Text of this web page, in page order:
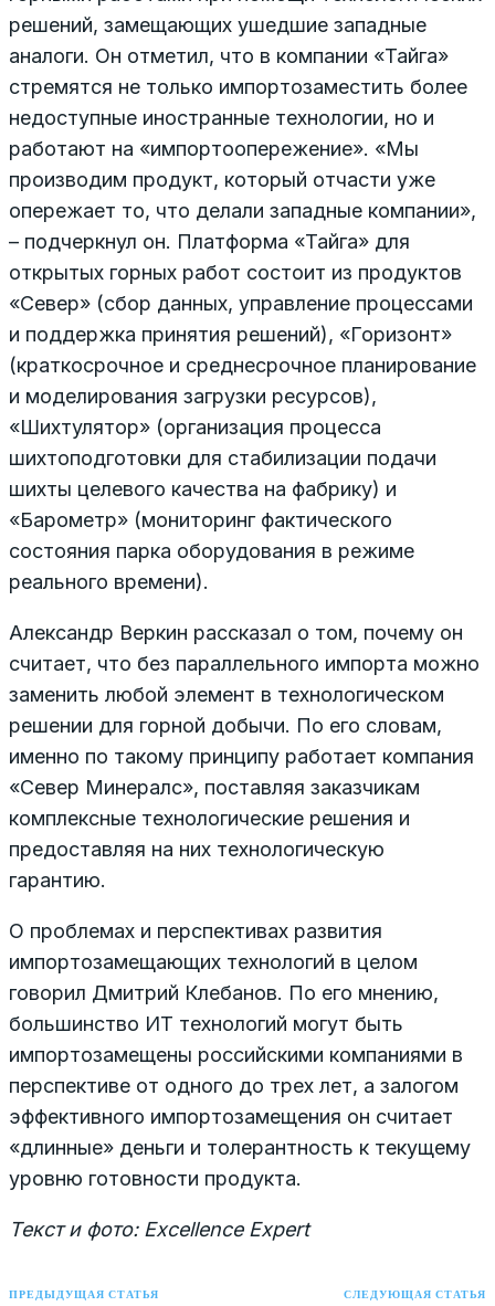
решений, замещающих ушедшие западные
аналоги. Он отметил, что в компании «Тайга»
стремятся не только импортозаместить более
недоступные иностранные технологии, но и
работают на «импортоопережение». «Мы
производим продукт, который отчасти уже
опережает то, что делали западные компании»,
– подчеркнул он. Платформа «Тайга» для
открытых горных работ состоит из продуктов
«Север» (сбор данных, управление процессами
и поддержка принятия решений), «Горизонт»
(краткосрочное и среднесрочное планирование
и моделирования загрузки ресурсов),
«Шихтулятор» (организация процесса
шихтоподготовки для стабилизации подачи
шихты целевого качества на фабрику) и
«Барометр» (мониторинг фактического
состояния парка оборудования в режиме
реального времени).
Александр Веркин рассказал о том, почему он
считает, что без параллельного импорта можно
заменить любой элемент в технологическом
решении для горной добычи. По его словам,
именно по такому принципу работает компания
«Север Минералс», поставляя заказчикам
комплексные технологические решения и
предоставляя на них технологическую
гарантию.
О проблемах и перспективах развития
импортозамещающих технологий в целом
говорил Дмитрий Клебанов. По его мнению,
большинство ИТ технологий могут быть
импортозамещены российскими компаниями в
перспективе от одного до трех лет, а залогом
эффективного импортозамещения он считает
«длинные» деньги и толерантность к текущему
уровню готовности продукта.
Текст и фото: Excellence Expert
ПРЕДЫДУЩАЯ СТАТЬЯ СЛЕДУЮЩАЯ СТАТЬЯ